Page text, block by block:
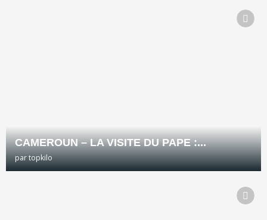
CAMEROUN – LA VISITE DU PAPE :...
partopkilo